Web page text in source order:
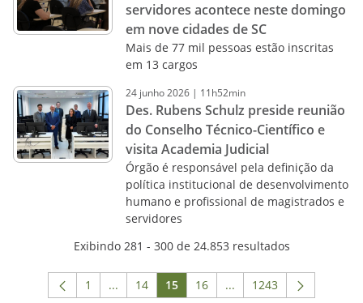
servidores acontece neste domingo
em nove cidades de SC
Mais de 77 mil pessoas estão inscritas
em 13 cargos
24 junho2026 | 11h52min
Des. Rubens Schulz preside reunião
do Conselho Técnico-Científico e
visita Academia Judicial
Órgão é responsável pela definição da
política institucional de desenvolvimento
humano e profissional de magistrados e
servidores
Exibindo 281 - 300 de 24.853 resultados
Página
1 ...Páginas intermediárias Usar ABA para
Página
14 Página
15 Página
16 ...Páginas intermediárias
Página
1243